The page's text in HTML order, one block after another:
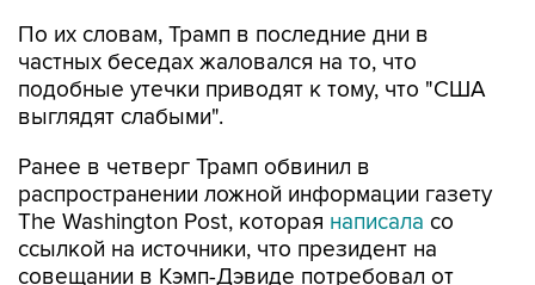
По их словам, Трамп в последние дни в
частных беседах жаловался на то, что
подобные утечки приводят к тому, что "США
выглядят слабыми".
Ранее в четверг Трамп обвинил в
распространении ложной информации газету
The Washington Post, которая написала со
ссылкой на источники, что президент на
совещании в Кэмп-Дэвиде потребовал от